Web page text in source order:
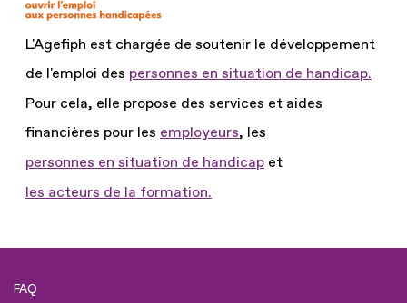
L'Agefiph est chargée de soutenir le développement
de l'emploi des personnes en situation de handicap.
Pour cela, elle propose des services et aides
financières pour les employeurs, les
personnes en situation de handicap et
les acteurs de la formation.
FAQ